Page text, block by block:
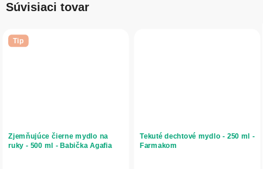
Súvisiaci tovar
Tip
Zjemňujúce čierne mydlo na
ruky - 500 ml - Babička Agafia
Tekuté dechtové mydlo - 250 ml -
Farmakom